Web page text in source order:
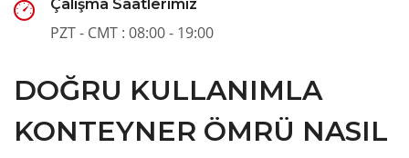
Çalışma Saatlerimiz
PZT - CMT : 08:00 - 19:00
DOĞRU KULLANIMLA
KONTEYNER ÖMRÜ NASIL